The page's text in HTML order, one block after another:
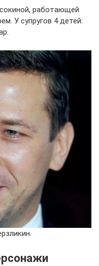
работающей
У супругов 4 детей: